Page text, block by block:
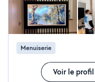
Menuiserie
Voir le profil